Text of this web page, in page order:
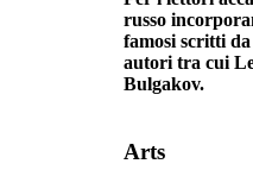
russo
famosi scritti
autori tra cui
Bulgakov.
Arts